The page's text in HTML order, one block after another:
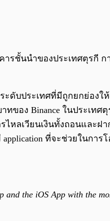
ารชั้นนำของประเทศตุรกี
ดับประเทศที่มีถูกยกย่องใ
ของ Binance ในประเทศ
หลเวียนเงินทั้งถอนและฝ
ที่จะช่วยในการ
the iOS App with the